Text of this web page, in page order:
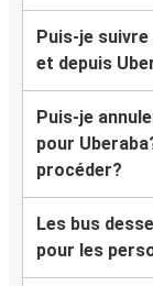
Puis-je
et depuis
Puis-je
pour
procéder?
Les bus
pour les